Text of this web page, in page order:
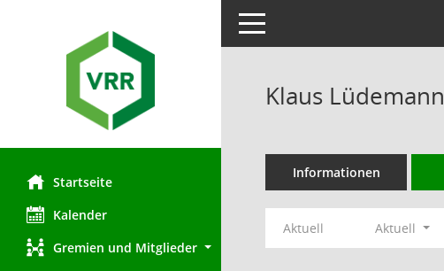
Startseite
Kalender
Gremien und Mitglieder
Toggle navigation
Klaus Lüdemann
Informationen
Aktuell Aktuell